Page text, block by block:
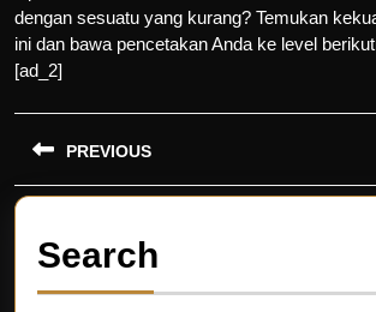
dengan sesuatu yang kurang? Temukan
ini dan bawa pencetakan Anda ke level
[ad_2]
Post
navigation
PREVIOUS
Previous
post:
Search